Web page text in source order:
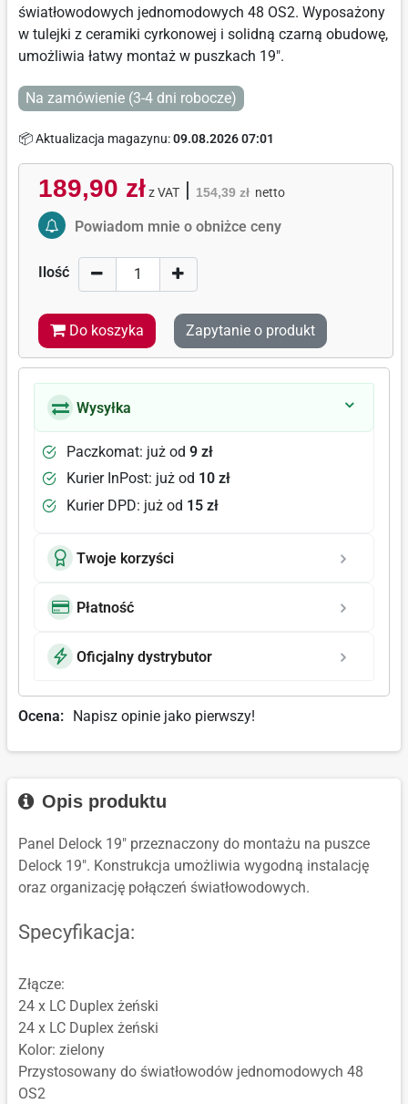
światłowodowych jednomodowych 48 OS2. Wyposażony
w tulejki z ceramiki cyrkonowej i solidną czarną obudowę,
umożliwia łatwy montaż w puszkach 19".
Na zamówienie (3-4 dni robocze)
📦 Aktualizacja magazynu:09.08.2026 07:01
189,90 zł z VAT| 154,39 zł netto
Activate Price Alert
Powiadom mnie o obniżce ceny
Ilość
Do koszyka Zapytanie o produkt
Wysyłka
Paczkomat: już od 9 zł
Kurier InPost: już od 10 zł
Kurier DPD: już od 15 zł
Twoje korzyści
Płatność
Oficjalny dystrybutor
Ocena: Napisz opinie jako pierwszy!
Opis produktu
Panel Delock 19" przeznaczony do montażu na puszce
Delock 19". Konstrukcja umożliwia wygodną instalację
oraz organizację połączeń światłowodowych.
Specyfikacja:
Złącze:
24 x LC Duplex żeński
24 x LC Duplex żeński
Kolor: zielony
Przystosowany do światłowodów jednomodowych 48
OS2